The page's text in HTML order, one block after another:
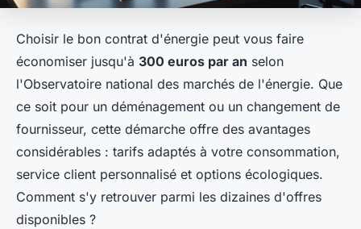
Choisir le bon contrat d'énergie peut vous faire
économiser jusqu'à 300 euros par an selon
l'Observatoire national des marchés de l'énergie. Que
ce soit pour un déménagement ou un changement de
fournisseur, cette démarche offre des avantages
considérables : tarifs adaptés à votre consommation,
service client personnalisé et options écologiques.
Comment s'y retrouver parmi les dizaines d'offres
disponibles ?